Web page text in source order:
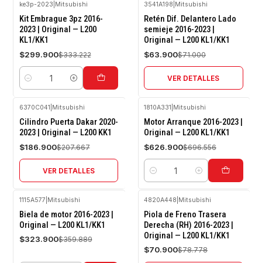
-10%
OFF
ke3p-2023 Mitsubishi
Kit Embrague 3pz 2016-
2023 | Original — L200
KL1/KK1
$299.900$333.222
Cantidad
-10%
OFF
Agotado
3541A198 Mitsubishi
Retén Dif. Delantero Lado
semieje 2016-2023 |
Original — L200 KL1/KK1
$63.900$71.000
VER DETALLES
-10%
OFF
6370C041 Mitsubishi
Cilindro Puerta Dakar 2020-
2023 | Original — L200 KK1
$186.900$207.667
VER DETALLES
-10%
OFF
1810A331 Mitsubishi
Motor Arranque 2016-2023 |
Original — L200 KL1/KK1
$626.900$696.556
Cantidad
-10%
OFF
1115A577 Mitsubishi
Biela de motor 2016-2023 |
Original — L200 KL1/KK1
$323.900$359.889
-10%
OFF
Agotado
4820A448 Mitsubishi
Piola de Freno Trasera
Derecha (RH) 2016-2023 |
Original — L200 KL1/KK1
$70.900$78.778